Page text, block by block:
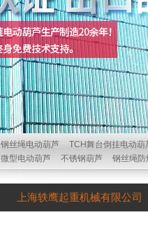
钢丝绳电动葫芦
TCH舞台倒挂电动葫
微型电动葫芦 不锈钢葫芦 钢丝绳防
上海轶鹰起重机械有限公司